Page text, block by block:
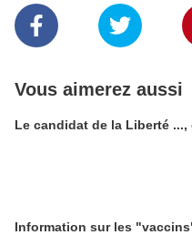
Vous aimerez aussi
Le candidat de la Liberté
Information sur les